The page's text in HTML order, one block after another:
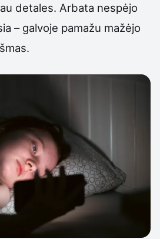
detales. Arbata nespėjo
– galvoje pamažu mažėjo